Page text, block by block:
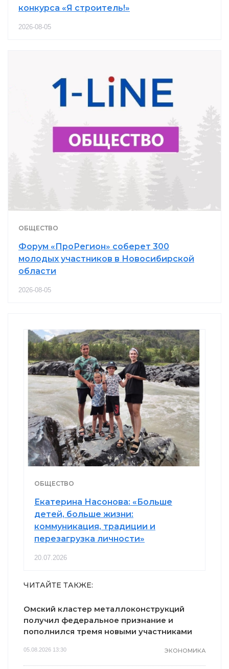
конкурса «Я строитель!»
2026-08-05
ОБЩЕСТВО
Форум «ПроРегион» соберет 300
молодых участников в Новосибирской
области
2026-08-05
ОБЩЕСТВО
Екатерина Насонова: «Больше
детей, больше жизни:
коммуникация, традиции и
перезагрузка личности»
20.07.2026
ЧИТАЙТЕ ТАКЖЕ:
Омский кластер металлоконструкций
получил федеральное признание и
пополнился тремя новыми участниками
05.08.2026 13:30 ЭКОНОМИКА